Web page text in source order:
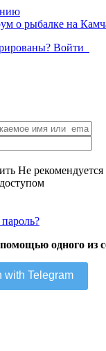
Войти
Не
одного из